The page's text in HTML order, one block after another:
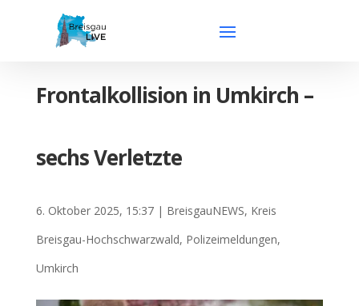
Frontalkollision in Umkirch –
sechs Verletzte
6. Oktober 2025, 15:37| BreisgauNEWS, Kreis
Breisgau-Hochschwarzwald, Polizeimeldungen,
Umkirch